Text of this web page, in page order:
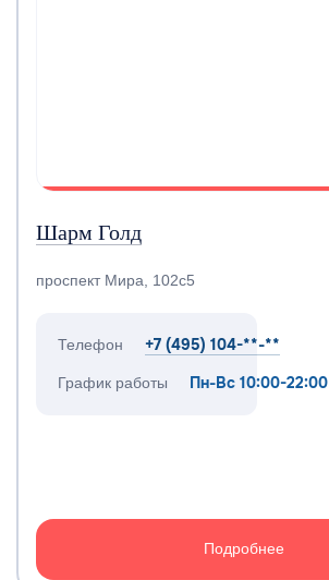
Шарм Голд
проспект Мира, 102с5
Телефон +7 (495) 104-**-**
График работы Пн-Вс 10:00-22:00
Подробнее